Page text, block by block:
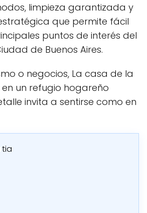
limpieza garantizada y
que permite fácil
puntos de interés del
de Buenos Aires.
o negocios, La casa de la
un refugio hogareño
invita a sentirse como en